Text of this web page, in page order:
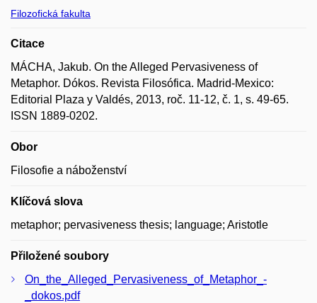
Filozofická fakulta
Citace
MÁCHA, Jakub. On the Alleged Pervasiveness of
Metaphor. Dókos. Revista Filosófica. Madrid-Mexico:
Editorial Plaza y Valdés, 2013, roč. 11-12, č. 1, s. 49-65.
ISSN 1889-0202.
Obor
Filosofie a náboženství
Klíčová slova
metaphor; pervasiveness thesis; language; Aristotle
Přiložené soubory
On_the_Alleged_Pervasiveness_of_Metaphor_-
_dokos.pdf